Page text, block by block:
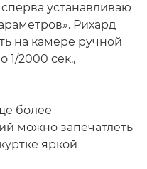
устанавливаю
Рихард
на камере ручной
1/2000 сек.,
более
можно запечатлеть
яркой